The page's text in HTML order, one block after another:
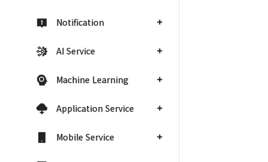
Notification
AI Service
Machine Learning
Application Service
Mobile Service